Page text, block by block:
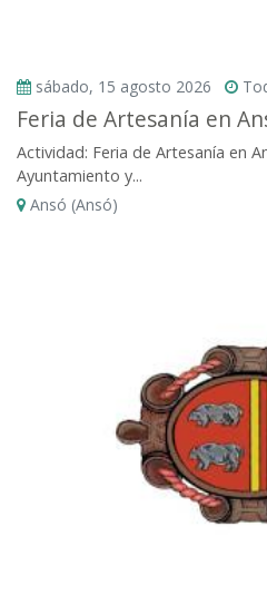
sábado, 15 agosto 2026
Feria de Artesanía en
Actividad: Feria de Artesanía en
Ayuntamiento y...
Ansó (Ansó)